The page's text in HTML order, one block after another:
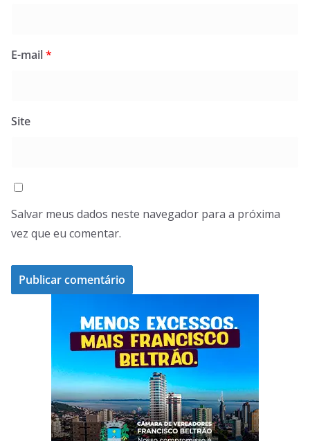
E-mail*
Site
Salvar meus dados neste navegador para a próxima
vez que eu comentar.